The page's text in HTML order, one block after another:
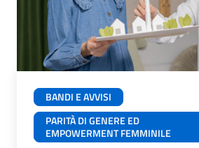
BANDI E AVVISI
PARITÀ DI GENERE ED
EMPOWERMENT FEMMINILE